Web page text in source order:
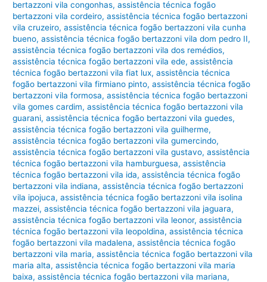
bertazzoni vila congonhas,assistência técnica fogão
bertazzoni vila cordeiro,assistência técnica fogão bertazzoni
vila cruzeiro,assistência técnica fogão bertazzoni vila cunha
bueno,assistência técnica fogão bertazzoni vila dom pedro II,
assistência técnica fogão bertazzoni vila dos remédios,
assistência técnica fogão bertazzoni vila ede,assistência
técnica fogão bertazzoni vila fiat lux,assistência técnica
fogão bertazzoni vila firmiano pinto,assistência técnica fogão
bertazzoni vila formosa,assistência técnica fogão bertazzoni
vila gomes cardim,assistência técnica fogão bertazzoni vila
guarani,assistência técnica fogão bertazzoni vila guedes,
assistência técnica fogão bertazzoni vila guilherme,
assistência técnica fogão bertazzoni vila gumercindo,
assistência técnica fogão bertazzoni vila gustavo,assistência
técnica fogão bertazzoni vila hamburguesa,assistência
técnica fogão bertazzoni vila ida,assistência técnica fogão
bertazzoni vila indiana,assistência técnica fogão bertazzoni
vila ipojuca,assistência técnica fogão bertazzoni vila isolina
mazzei,assistência técnica fogão bertazzoni vila jaguara,
assistência técnica fogão bertazzoni vila leonor,assistência
técnica fogão bertazzoni vila leopoldina,assistência técnica
fogão bertazzoni vila madalena,assistência técnica fogão
bertazzoni vila maria,assistência técnica fogão bertazzoni vila
maria alta,assistência técnica fogão bertazzoni vila maria
baixa,assistência técnica fogão bertazzoni vila mariana,